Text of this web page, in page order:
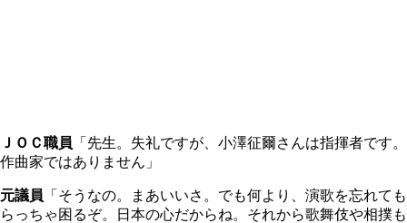
ＪＯＣ職員 「先生。失礼ですが、小澤征爾さんは指揮者です。
作曲家ではありません」
元議員 「そうなの。まあいいさ。でも何より、演歌を忘れても
らっちゃ困るぞ。日本の心だからね。それから歌舞伎や相撲も